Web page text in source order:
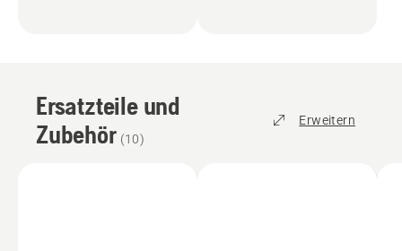
Ersatzteile und
Zubehör (10)
Erweitern